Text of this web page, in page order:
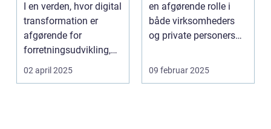
I en verden, hvor digital
transformation er
afgørende for
forretningsudvikling,
spiller ITIL ...
02 april 2025
en afgørende rolle i
både virksomheders
og private personers
09 februar 2025